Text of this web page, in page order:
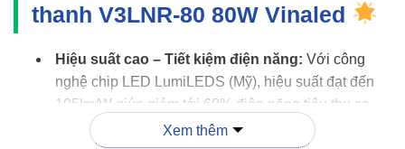
thanh V3LNR-80 80W Vinaled
Hiệu suất cao – Tiết kiệm điện năng: Với công
nghệ chip LED LumiLEDS (Mỹ), hiệu suất đạt đến
105lm/W giúp giảm tới 60% điện năng tiêu thụ so
với bóng huỳnh quang truyền thống.
Xem thêm